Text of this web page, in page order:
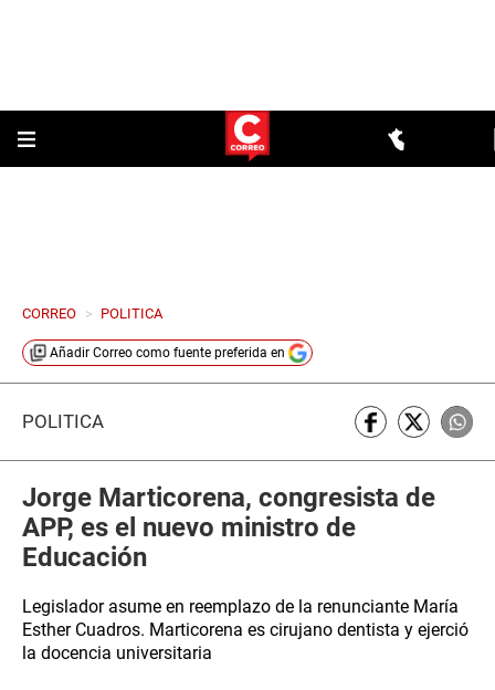
CORREO > POLITICA
Añadir Correo como fuente preferida en
POLÍTICA
Jorge Marticorena, congresista de
APP, es el nuevo ministro de
Educación
Legislador asume en reemplazo de la renunciante María
Esther Cuadros. Marticorena es cirujano dentista y ejerció
la docencia universitaria